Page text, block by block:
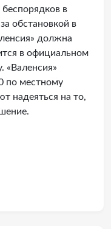
в
обстановкой в
должна
в официальном
«Валенсия»
по местному
надеяться на то,